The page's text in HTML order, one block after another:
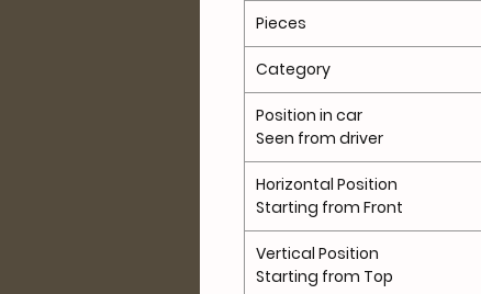
Pieces
Category
Position in car
Seen from driver
Horizontal Position
Starting from Front
Vertical Position
Starting from Top